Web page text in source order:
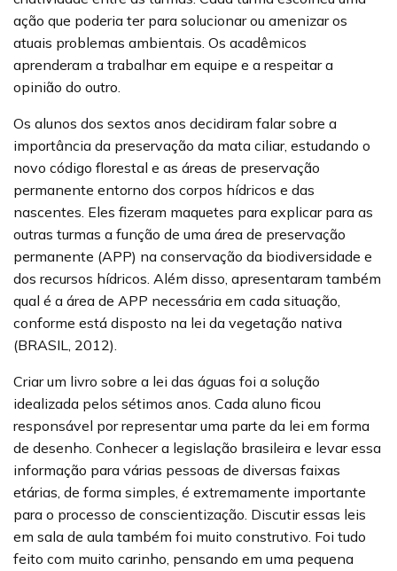
ação que poderia ter para solucionar ou amenizar os
atuais problemas ambientais. Os acadêmicos
aprenderam a trabalhar em equipe e a respeitar a
opinião do outro.
Os alunos dos sextos anos decidiram falar sobre a
importância da preservação da mata ciliar, estudando o
novo código florestal e as áreas de preservação
permanente entorno dos corpos hídricos e das
nascentes. Eles fizeram maquetes para explicar para as
outras turmas a função de uma área de preservação
permanente (APP) na conservação da biodiversidade e
dos recursos hídricos. Além disso, apresentaram também
qual é a área de APP necessária em cada situação,
conforme está disposto na lei da vegetação nativa
(BRASIL, 2012).
Criar um livro sobre a lei das águas foi a solução
idealizada pelos sétimos anos. Cada aluno ficou
responsável por representar uma parte da lei em forma
de desenho. Conhecer a legislação brasileira e levar essa
informação para várias pessoas de diversas faixas
etárias, de forma simples, é extremamente importante
para o processo de conscientização. Discutir essas leis
em sala de aula também foi muito construtivo. Foi tudo
feito com muito carinho, pensando em uma pequena